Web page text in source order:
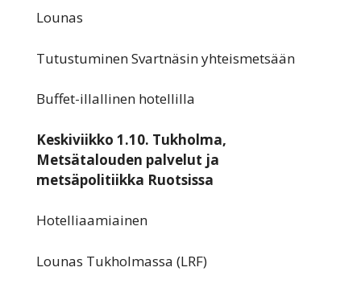
Lounas
Tutustuminen Svartnäsin yhteismetsään
Buffet-illallinen hotellilla
Keskiviikko 1.10. Tukholma,
Metsätalouden palvelut ja
metsäpolitiikka Ruotsissa
Hotelliaamiainen
Lounas Tukholmassa (LRF)